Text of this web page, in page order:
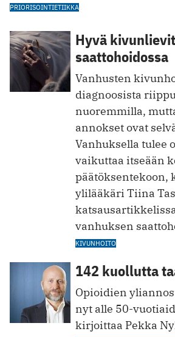
PRIORISOINTIETIIKKA
Hyvä
saattohoidossa
Vanhusten
diagnoosista
nuoremmilla,
annokset ovat
Vanhuksella tulee
vaikuttaa itseään
päätöksentekoon,
ylilääkäri Tiina
vanhuksen
KIVUNHOITO
142 kuollutta
Opioidien
nyt alle 50-
kirjoittaa Pekka